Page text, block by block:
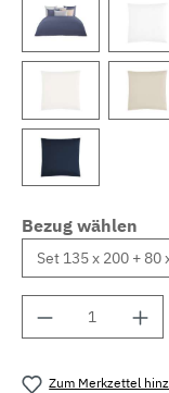
Bezug wählen
Produkt
Zum Merkzettel